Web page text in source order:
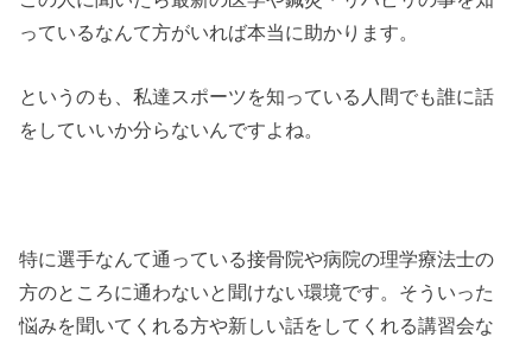
っているなんて方がいれば本当に助かります。
というのも、私達スポーツを知っている人間でも誰に話
をしていいか分らないんですよね。
特に選手なんて通っている接骨院や病院の理学療法士の
方のところに通わないと聞けない環境です。そういった
悩みを聞いてくれる方や新しい話をしてくれる講習会な